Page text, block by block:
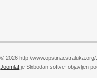
© 2026 http://
Joomla! je Slobodan softver objavljen